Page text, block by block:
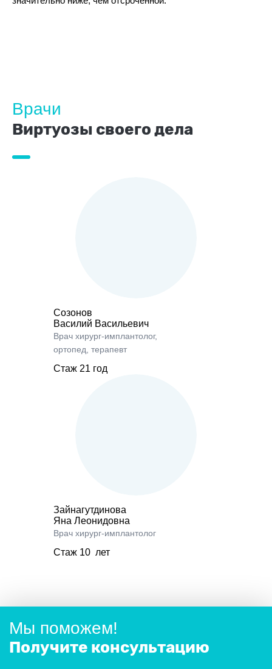
Врачи
Виртуозы своего дела
Созонов
Василий Васильевич
Врач хирург-имплантолог,
ортопед, терапевт
Стаж 21 год
Зайнагутдинова
Яна Леонидовна
Врач хирург-имплантолог
Стаж 10 лет
Мы поможем!
Получите консультацию